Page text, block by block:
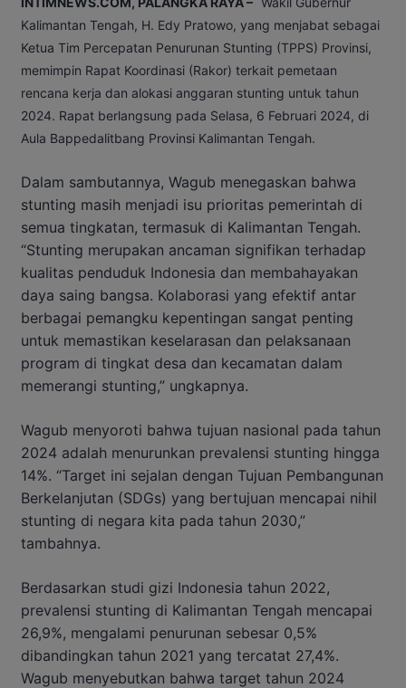
Kalimantan Tengah, H. Edy Pratowo, yang menjabat sebagai
Ketua Tim Percepatan Penurunan Stunting (TPPS) Provinsi,
memimpin Rapat Koordinasi (Rakor) terkait pemetaan
rencana kerja dan alokasi anggaran stunting untuk tahun
2024. Rapat berlangsung pada Selasa, 6 Februari 2024, di
Aula Bappedalitbang Provinsi Kalimantan Tengah.
Dalam sambutannya, Wagub menegaskan bahwa
stunting masih menjadi isu prioritas pemerintah di
semua tingkatan, termasuk di Kalimantan Tengah.
“Stunting merupakan ancaman signifikan terhadap
kualitas penduduk Indonesia dan membahayakan
daya saing bangsa. Kolaborasi yang efektif antar
berbagai pemangku kepentingan sangat penting
untuk memastikan keselarasan dan pelaksanaan
program di tingkat desa dan kecamatan dalam
memerangi stunting,” ungkapnya.
Wagub menyoroti bahwa tujuan nasional pada tahun
2024 adalah menurunkan prevalensi stunting hingga
14%. “Target ini sejalan dengan Tujuan Pembangunan
Berkelanjutan (SDGs) yang bertujuan mencapai nihil
stunting di negara kita pada tahun 2030,”
tambahnya.
Berdasarkan studi gizi Indonesia tahun 2022,
prevalensi stunting di Kalimantan Tengah mencapai
26,9%, mengalami penurunan sebesar 0,5%
dibandingkan tahun 2021 yang tercatat 27,4%.
Wagub menyebutkan bahwa target tahun 2024